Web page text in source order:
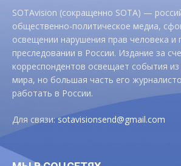
SOTAvision (сокращенно SOTA) —
общественно-политическое медиа,
освещении нарушения прав человека и
преследовании в России. Издание за
корреспондентов освещает события
мира, но большая часть его
работать в России.
Для связи:sotavisionsend@gmail.com